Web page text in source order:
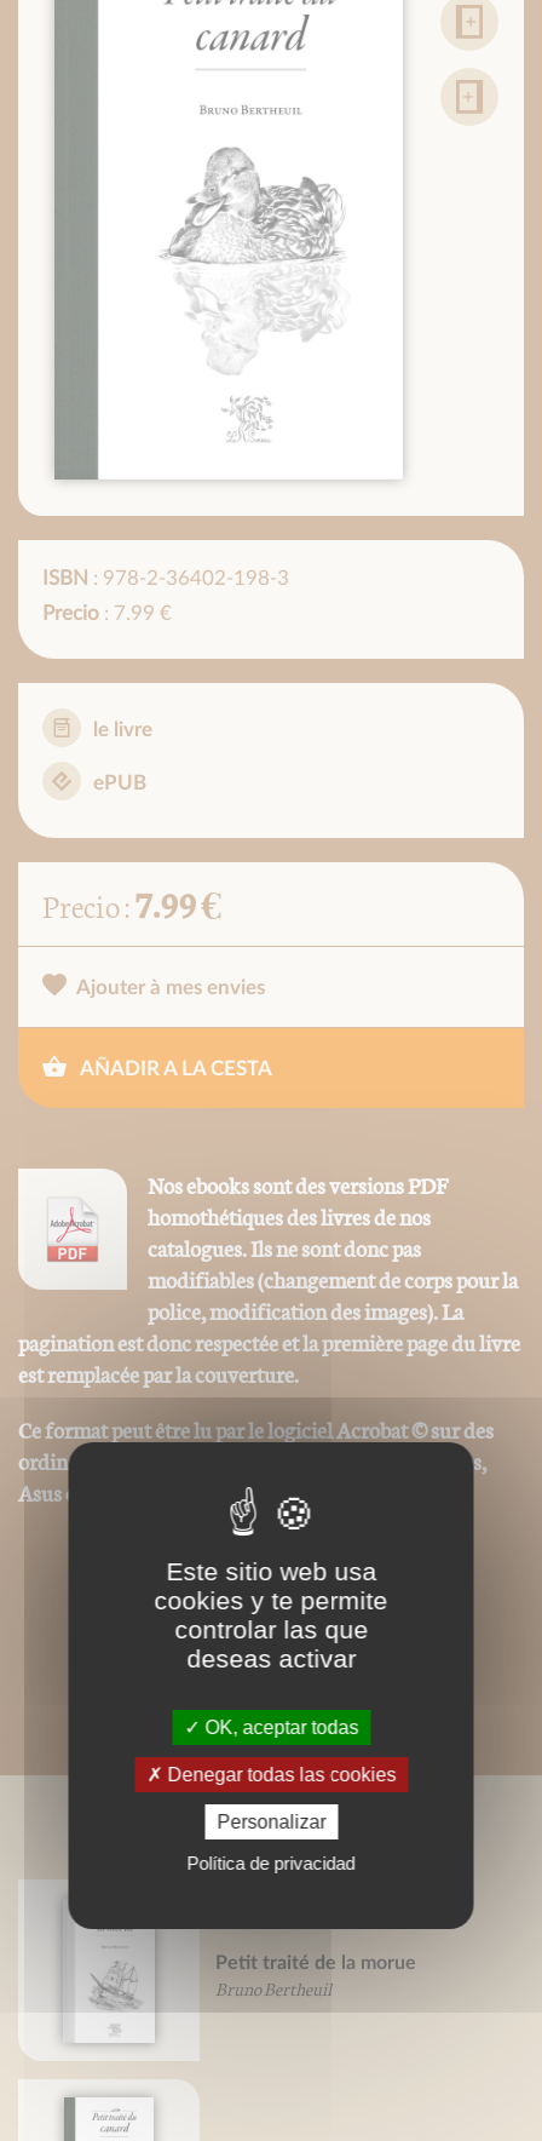
ISBN : 978-2-36402-198-3
Precio : 7.99 €
le livre
ePUB
Precio :7.99 €
Ajouter à mes envies
AÑADIR A LA CESTA
Nos ebooks sont des versions PDF
homothétiques des livres de nos
catalogues. Ils ne sont donc pas
modifiables (changement de corps pour la
police, modification des images). La
pagination est donc respectée et la première page du livre
est remplacée par la couverture.
Ce format peut être lu par le logiciel Acrobat © sur des
ordinateurs ou tablettes tactiles de type iPad, Archos,
Asus ou autres.
LIVRES ASSOCIÉS
Petit traité de la morue
Bruno Bertheuil
Este sitio web usa
cookies y te permite
controlar las que
deseas activar
OK, aceptar todas
Denegar todas las cookies
Personalizar
Política de privacidad